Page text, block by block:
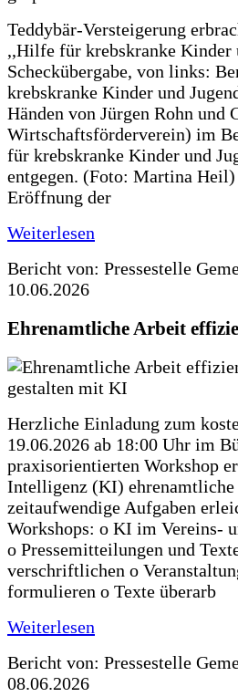
Teddybär-Versteigerung
,,Hilfe für krebskranke Kinder
Scheckübergabe, von links:
krebskranke Kinder und
Händen von Jürgen Rohn
Wirtschaftsförderverein) im
für krebskranke Kinder und
entgegen. (Foto: Martina
Eröffnung der
Weiterlesen
Bericht von: Pressestelle
10.06.2026
Ehrenamtliche Arbeit
Herzliche Einladung zum
19.06.2026 ab 18:00 Uhr im
praxisorientierten Workshop
Intelligenz (KI)
zeitaufwendige Aufgaben
Workshops: o KI im Vereins-
o Pressemitteilungen und
verschriftlichen o
formulieren o Texte überarb
Weiterlesen
Bericht von: Pressestelle
08.06.2026